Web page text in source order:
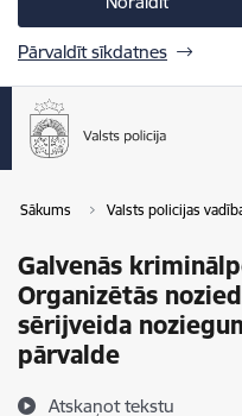
Pārvaldīt sīkdatnes
Sākums Valsts policijas
Galvenās
Organizētās
sērijveida
pārvalde
Atskaņot tekstu